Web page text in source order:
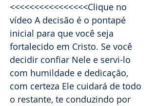
<<<<<<<<<<<<<<<<Clique no
vídeo A decisão é o pontapé
inicial para que você seja
fortalecido em Cristo. Se você
decidir confiar Nele e servi-lo
com humildade e dedicação,
com certeza Ele cuidará de todo
o restante, te conduzindo por